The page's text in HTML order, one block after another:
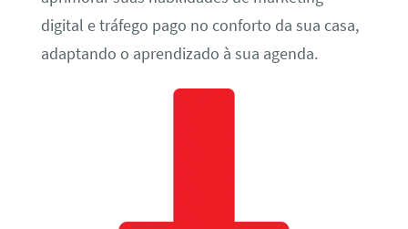
digital e tráfego pago no conforto da sua casa,
adaptando o aprendizado à sua agenda.